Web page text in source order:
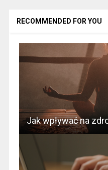
RECOMMENDED FOR YOU
Jak wpływać na